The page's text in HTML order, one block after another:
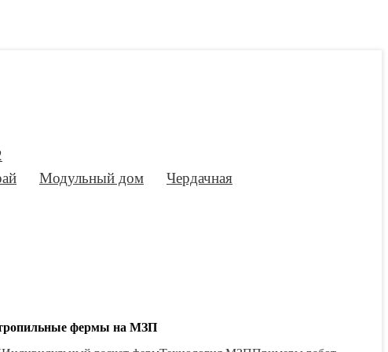
Модульный дом
Чердачная
фермы на МЗП